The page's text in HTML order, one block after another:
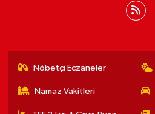
Nöbetçi Eczaneler
Namaz Vakitleri